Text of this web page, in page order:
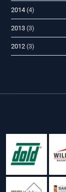
2014 (4)
2013 (3)
2012 (3)